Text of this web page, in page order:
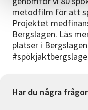
metodfilm för att
Projektet
Bergslagen. Läs
platser i
Har du några